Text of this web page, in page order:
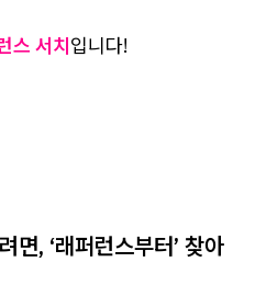
스 서치입니다!
면, ‘래퍼런스부터’ 찾아